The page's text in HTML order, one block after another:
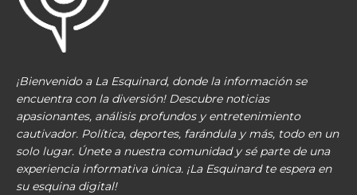
¡Bienvenido a La Esquinard, donde la información se
encuentra con la diversión! Descubre noticias
apasionantes, análisis profundos y entretenimiento
cautivador. Política, deportes, farándula y más, todo en un
solo lugar. Únete a nuestra comunidad y sé parte de una
experiencia informativa única. ¡La Esquinard te espera en
su esquina digital!